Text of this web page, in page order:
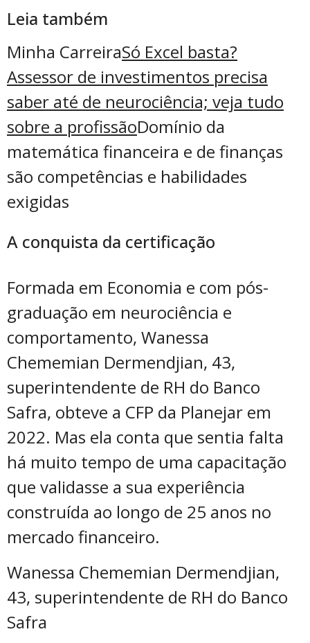
Leia também
Minha CarreiraSó Excel basta?
Assessor de investimentos precisa
saber até de neurociência; veja tudo
sobre a profissãoDomínio da
matemática financeira e de finanças
são competências e habilidades
exigidas
A conquista da certificação
Formada em Economia e com pós-
graduação em neurociência e
comportamento, Wanessa
Chememian Dermendjian, 43,
superintendente de RH do Banco
Safra, obteve a CFP da Planejar em
2022. Mas ela conta que sentia falta
há muito tempo de uma capacitação
que validasse a sua experiência
construída ao longo de 25 anos no
mercado financeiro.
Wanessa Chememian Dermendjian,
43, superintendente de RH do Banco
Safra